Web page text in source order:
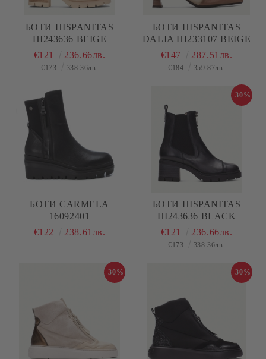
БОТИ HISPANITAS
HI243636 BEIGE
€121 236.66лв.
€173 338.36лв.
БОТИ HISPANITAS
DALIA HI233107 BEIGE
€147 287.51лв.
€184 359.87лв.
БОТИ CARMELA
16092401
€122
238.61лв.
БОТИ HISPANITAS
HI243636 BLACK
-30%
€121 236.66лв.
€173 338.36лв.
-30% -30%